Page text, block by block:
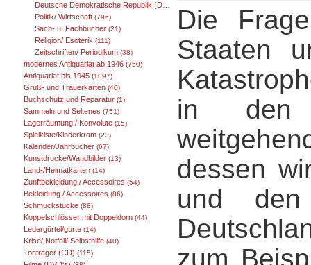
Deutsche Demokratische Republik (DDR) 1949-1989
Politik/ Wirtschaft (796)
Sach- u. Fachbücher (21)
Religion/ Esoterik (111)
Zeitschriften/ Periodikum (38)
modernes Antiquariat ab 1946 (750)
Antiquariat bis 1945 (1097)
Gruß- und Trauerkarten (40)
Buchschutz und Reparatur (1)
Sammeln und Seltenes (751)
Lagerräumung / Konvolute (15)
Spielkiste/Kinderkram (23)
Kalender/Jahrbücher (67)
Kunstdrucke/Wandbilder (13)
Land-/Heimatkarten (14)
Zunftbekleidung / Accessoires (54)
Bekleidung / Accessoires (86)
Schmuckstücke (88)
Koppelschlösser mit Doppeldorn (44)
Ledergürtel/gurte (14)
Krise/ Notfall/ Selbsthilfe (40)
Tonträger (CD) (115)
Die
Staaten
in den
dessen
und den
zum